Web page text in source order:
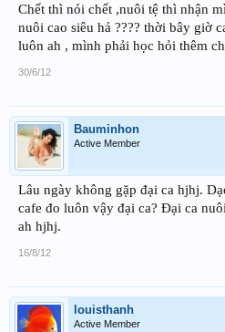
Chết thì nói chết ,nuôi tệ thì nhận
nuôi cao siêu hả ???? thời bây giờ
luôn ah , mình phải học hỏi thêm
30/6/12
Bauminhon
Active Member
Lâu ngày không gặp đại ca hjhj.
cafe đo luôn vậy đại ca? Đại ca
ah hjhj.
16/8/12
louisthanh
Active Member